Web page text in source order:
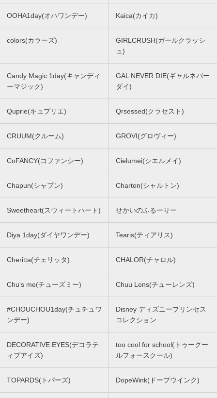
OOHA1day(オハワンデー) Kaica(カイカ)
colors(カラーズ)
GIRLCRUSH(ガールクラッシ
ュ)
Candy Magic 1day(キャンディ
ーマジック)
GAL NEVER DIE(ギャルネバー
ダイ)
Quprie(キュプリエ) Qrsessed(クラセスト)
CRUUM(クルーム) GROVI(グロヴィー)
CoFANCY(コファンシー) Cielumei(シエルメイ)
Chapun(シャプン) Charton(シャルトン)
Sweetheart(スウィートハート) せかいのふるーりー
Diya 1day(ダイヤワンデー) Tearis(ティアリス)
Cheritta(チェリッタ) CHALOR(チャロル)
Chu's me(チューズミー) Chuu Lens(チューレンズ)
#CHOUCHOU1day(チュチュワ
ンデー)
Disney ディズニープリンセス
コレクション
DECORATIVE EYES(デコラテ
ィブアイズ)
too cool for school(トゥークー
ルフォースクール)
TOPARDS(トパーズ) DopeWink(ドープウインク)